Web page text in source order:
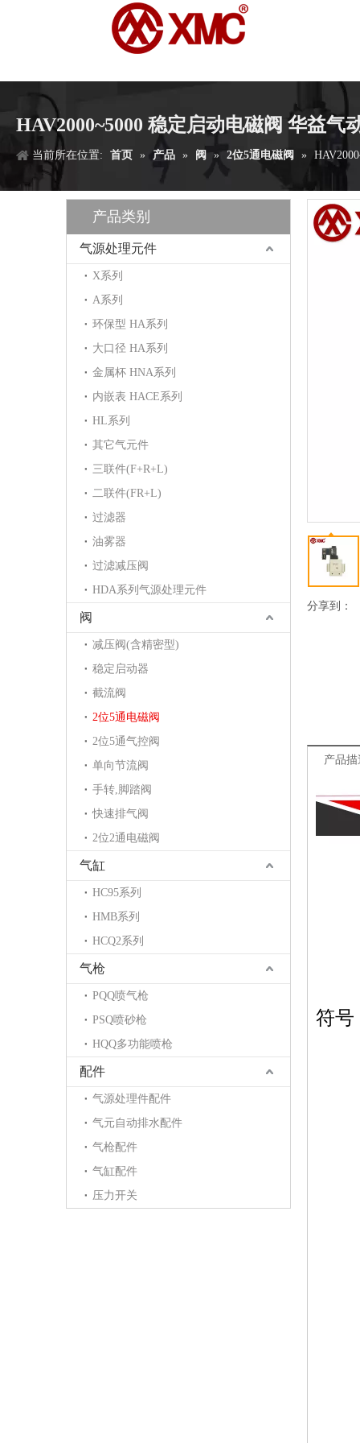
HAV2000~5000 稳定启动电磁阀 华益气
当前所在位置: 首页 » 产品 » 阀 » 2位5通电磁阀 »
产品类别
气源处理元件
X系列
A系列
环保型 HA系列
大口径 HA系列
金属杯 HNA系列
内嵌表 HACE系列
HL系列
其它气元件
三联件(F+R+L)
二联件(FR+L)
过滤器
油雾器
过滤减压阀
HDA系列气源处理元件
阀
减压阀(含精密型)
稳定启动器
截流阀
2位5通电磁阀
2位5通气控阀
单向节流阀
手转,脚踏阀
快速排气阀
2位2通电磁阀
气缸
HC95系列
HMB系列
HCQ2系列
气枪
PQQ喷气枪
PSQ喷砂枪
HQQ多功能喷枪
配件
气源处理件配件
气元自动排水配件
气枪配件
气缸配件
压力开关
分享到：
产品描
符